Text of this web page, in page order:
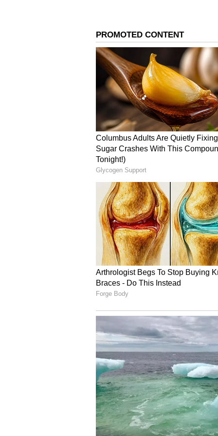
ಪುಷ್ಪ 2 ಬಜೆಟ್ & ಕಲೆಕ್ಷನ್
ಮೊದಲ ಭಾಗಕ್ಕಿಂತ ಹೆಚ್ಚಿನ ಬಜೆಟ್‌ನಲ್ಲಿ
ಪುಷ್ಪ 2 ತೆರೆ ಕಂಡ ಮೊದಲ ದಿನವೇ
5
ಪುಷ್ಪ ಪ್ರೀ-ಬುಕಿಂಗ್ ಕಲೆಕ್ಷನ್
ತೆಲುಗಿನಲ್ಲಿ ಮಾತ್ರವಲ್ಲದೆ, ತಮಿಳಿನಲ್ಲೂ
ಹೆಚ್ಚು ಗಳಿಸಿದೆ ಎನ್ನಲಾಗಿದೆ. ಪ್ರೀ-
ಚಿತ್ರತಂಡ ಮಾಹಿತಿ ನೀಡಿದೆ.